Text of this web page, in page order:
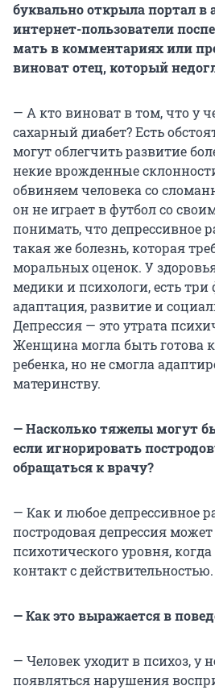
буквально открыла портал в
интернет-пользователи
мать в комментариях или
виноват отец, который
— А кто виноват в том, что у
сахарный диабет? Есть
могут облегчить развитие
некие врожденные
обвиняем человека со
он не играет в футбол со
понимать, что депрессивное
такая же болезнь, которая
моральных оценок. У
медики и психологи, есть
адаптация, развитие и
Депрессия — это утрата
Женщина могла быть готова
ребенка, но не смогла
материнству.
— Насколько тяжелы могут
если игнорировать
обращаться к врачу?
— Как и любое депрессивное
постродовая депрессия
психотического уровня,
контакт с действительностью.
— Как это выражается в
— Человек уходит в психоз, у
появляться нарушения